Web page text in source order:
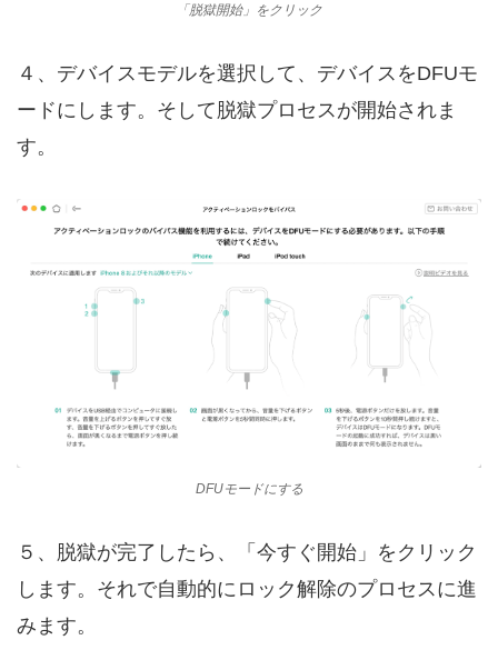
「脱獄開始」をクリック
４、デバイスモデルを選択して、デバイスをDFUモ
ードにします。そして脱獄プロセスが開始されま
す。
DFUモードにする
５、脱獄が完了したら、「今すぐ開始」をクリック
します。それで自動的にロック解除のプロセスに進
みます。